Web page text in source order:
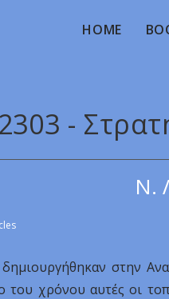
HOME
-
Ν.
στην
χρόνου αυτές οι